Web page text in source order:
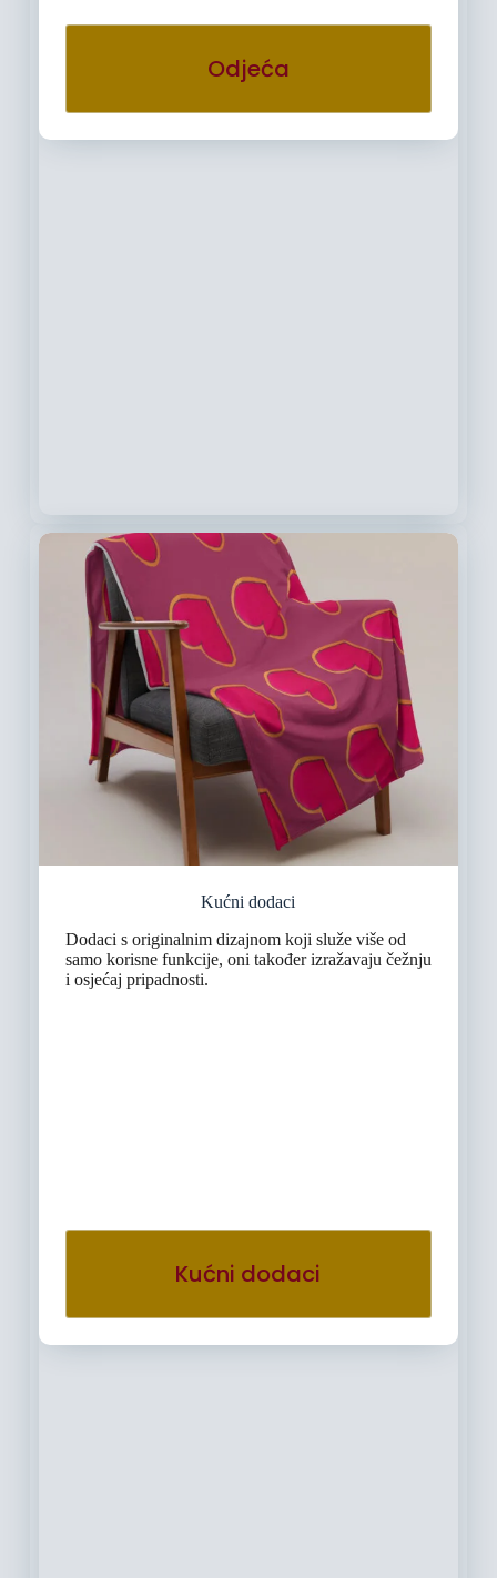
Odjeća
Kućni dodaci
Dodaci s originalnim dizajnom koji služe više od
samo korisne funkcije, oni također izražavaju čežnju
i osjećaj pripadnosti.
Kućni dodaci